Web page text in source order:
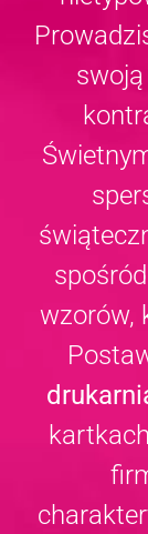
wzorów,